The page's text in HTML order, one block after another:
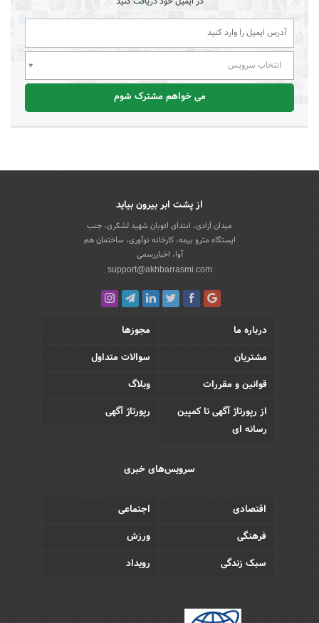
انتخاب سرویس
می خواهم مشترک شوم
از پشت ابر بیرون بیاید
میدان آزادی، ابتدای اتوبان شهید لشکری، جنب
ایستگاه مترو بیمه، کارخانه نوآوری، ساختمان هم
آوا، اخباررسمی
support@akhbarrasmi.com
درباره ما
مجوزها
مشتریان
سوالات متداول
قوانین و مقررات
وبلاگ
از رپورتاژ آگهی تا کمپین
رسانه ای
رپورتاژ آگهی
سرویس‌های خبری
اقتصادی
اجتماعی
فرهنگی
ورزش
سبک زندگی
رویداد